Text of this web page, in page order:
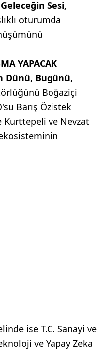
Sesi,
oturumda
YAPACAK
Dünü, Bugünü,
Boğaziçi
Barış Özistek
Kurttepeli ve Nevzat
ise T.C. Sanayi ve
ve Yapay Zeka